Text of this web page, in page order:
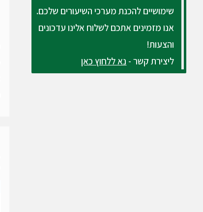
שימושיים להכנת מערכי השיעורים שלכם.
אנו מזמינים אתכם לשלוח אלינו עדכונים
והצעות!
ליצירת קשר - נא ללחוץ כאן